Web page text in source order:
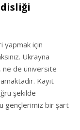
yapmak için
Ukrayna
ne de üniversite
Kayıt
şekilde
gençlerimiz bir şart